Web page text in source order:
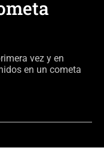
vez y en
en un cometa